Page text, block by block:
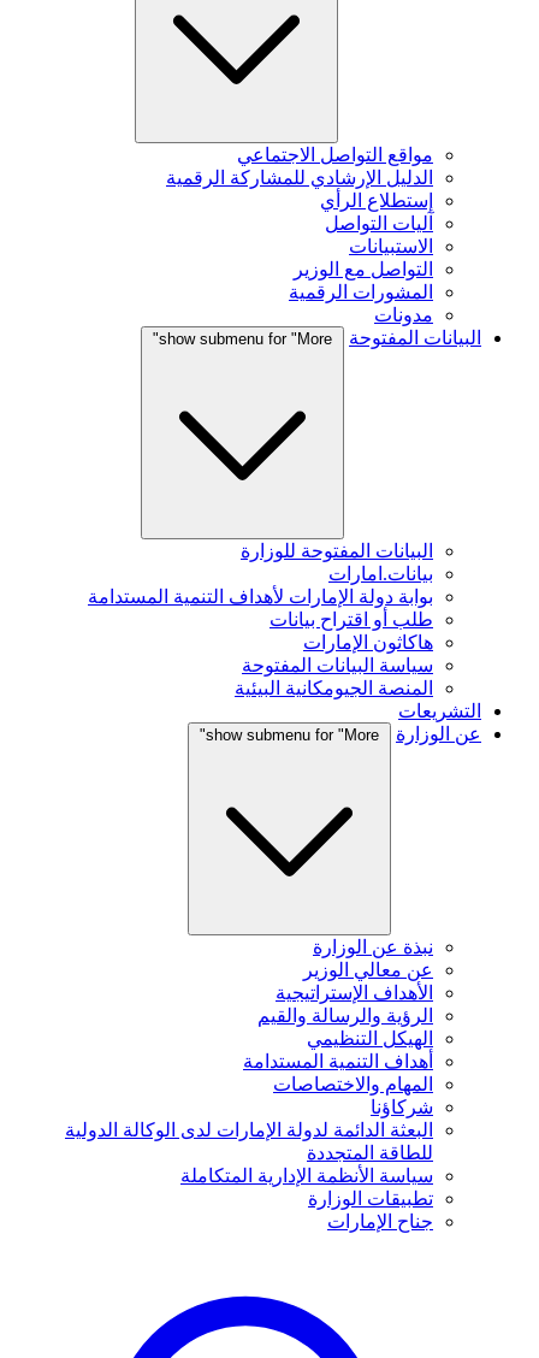
مواقع التواصل الاجتماعي
الدليل الإرشادي للمشاركة الرقمية
إستطلاع الرأي
آليات التواصل
الاستبيانات
التواصل مع الوزير
المشورات الرقمية
مدونات
البيانات المفتوحة
show submenu for "More"
البيانات المفتوحة للوزارة
بيانات.امارات
بوابة دولة الإمارات لأهداف التنمية المستدامة
طلب أو اقتراح بيانات
هاكاثون الإمارات
سياسة البيانات المفتوحة
المنصة الجيومكانية البيئية
التشريعات
عن الوزارة
show submenu for "More"
نبذة عن الوزارة
عن معالي الوزير
الأهداف الإستراتيجية
الرؤية والرسالة والقيم
الهيكل التنظيمي
أهداف التنمية المستدامة
المهام والاختصاصات
شركاؤنا
البعثة الدائمة لدولة الإمارات لدى الوكالة الدولية
للطاقة المتجددة
سياسة الأنظمة الإدارية المتكاملة
تطبيقات الوزارة
جناح الإمارات